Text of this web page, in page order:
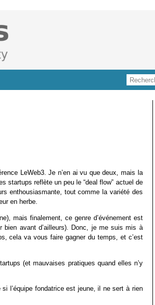
LeWeb3. Je n’en ai vu que deux, mais la
startups reflète un peu le “deal flow” actuel de
enthousiasmante, tout comme la variété des
en herbe.
mais finalement, ce genre d’événement est
bien avant d’ailleurs). Donc, je me suis mis à
cela va vous faire gagner du temps, et c’est
(et mauvaises pratiques quand elles n’y
l’équipe fondatrice est jeune, il ne sert à rien